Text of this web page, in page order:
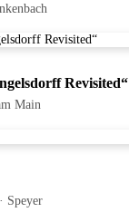
Revisited“
Main
Speyer